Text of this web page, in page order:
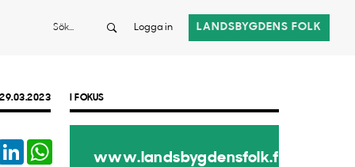
Sök Logga in LANDSBYGDENS FOLK
29.03.2023
LinkedIn
I FOKUS
www.landsbygdensfolk.fi